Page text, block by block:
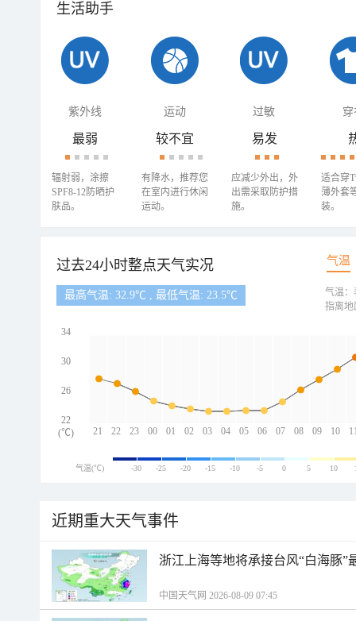
生活助手
紫外线 运动 过敏 穿
最弱
辐射弱，涂擦
SPF8-12防晒护
肤品。
较不宜
有降水，推荐您
在室内进行休闲
运动。
易发
应减少外出，外
出需采取防护措
施。
适合穿
薄外套
装。
过去24小时整点天气实况 气温
最高气温: 32.9℃ , 最低气温: 23.5℃
21 22 23 00 01 02 03 04 05 06 07 08 09 10
34
30
26
22
(℃)
气温：
指离地
气温(℃) -30 -25 -20 -15 -10 -5 0 5 10
近期重大天气事件
浙江上海等地将承接台风“白海豚”
中国天气网 2026-08-09 07:45